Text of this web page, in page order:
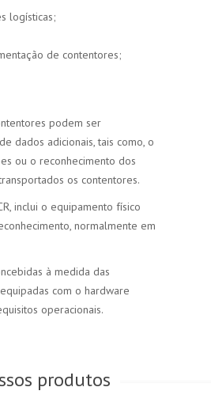
logísticas;
de contentores;
podem ser
dados adicionais, tais como, o
ou o reconhecimento dos
os contentores.
inclui o equipamento físico
normalmente em
à medida das
com o hardware
operacionais.
produtos